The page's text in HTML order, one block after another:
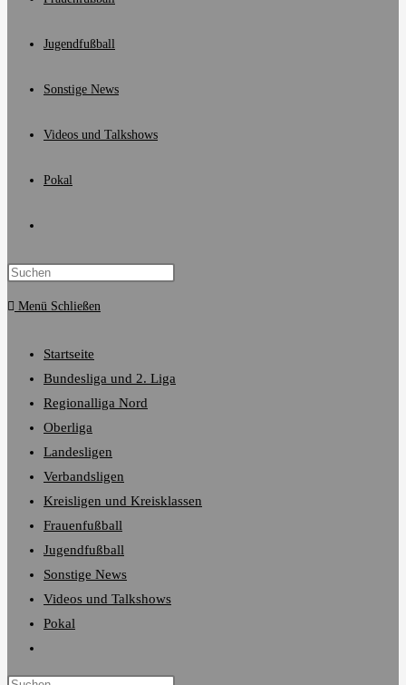
Jugendfußball
Sonstige News
Videos und Talkshows
Pokal
Suche
umschalten
Menü Schließen
Startseite
Bundesliga und 2. Liga
Regionalliga Nord
Oberliga
Landesligen
Verbandsligen
Kreisligen und Kreisklassen
Frauenfußball
Jugendfußball
Sonstige News
Videos und Talkshows
Pokal